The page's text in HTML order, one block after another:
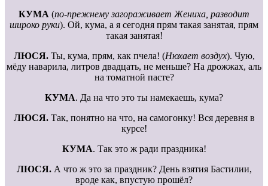
КУМА (по-прежнему загораживает Жениха, разводит
широко руки). Ой, кума, а я сегодня прям такая занятая, прям
такая занятая!
ЛЮСЯ.Ты, кума, прям, как пчела! (Нюхает воздух). Чую,
мёду наварила, литров двадцать, не меньше? На дрожжах, аль
на томатной пасте?
КУМА. Да на что это ты намекаешь, кума?
ЛЮСЯ.Так, понятно на что, на самогонку! Вся деревня в
курсе!
КУМА. Так это ж ради праздника!
ЛЮСЯ.А что ж это за праздник? День взятия Бастилии,
вроде как, впустую прошёл?